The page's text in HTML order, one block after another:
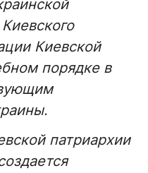
Киевской
порядке в
патриархии